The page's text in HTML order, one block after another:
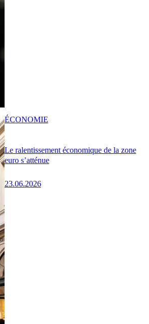
Le ralentissement économique de la zone
euro s’atténue
23.06.2026
ÉCONOMIE